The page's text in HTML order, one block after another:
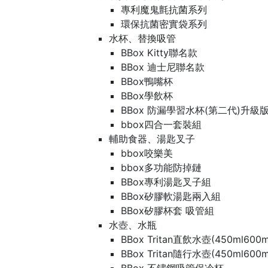
專利魔鬼氈抗菌系列
環保抗菌密實袋系列
水杯、替換吸管
BBox Kitty聯名款
BBox 迪士尼聯名款
BBox鴨嘴杯
BBox學飲杯
BBox 防漏學習水杯(第二代)升級版
bbox四合一套裝組
輔助食器、湯匙叉子
bbox咬樂美
bbox多功能防掉鏈
BBox專利湯匙叉子組
BBox矽膠軟湯匙兩入組
BBox矽膠杯套 吸管組
水壺、水瓶
BBox Tritan直飲水壺
BBox Tritan隨行水壺